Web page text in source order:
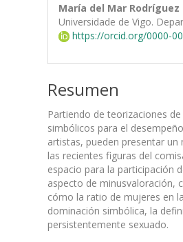
María del Mar Rodríguez
Universidade de Vigo.
https://orcid.org/0000-
Resumen
Partiendo de teorizaciones
simbólicos para el
artistas, pueden presentar
las recientes figuras del
espacio para la participación
aspecto de minusvaloración,
cómo la ratio de mujeres en
dominación simbólica, la
persistentemente sexuado.